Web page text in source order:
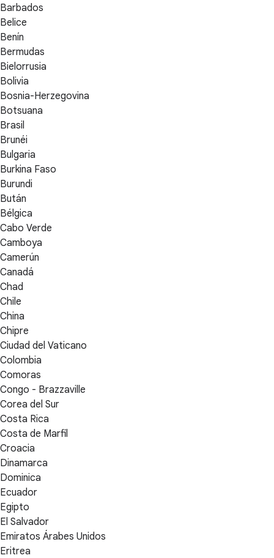
Barbados
Belice
Benín
Bermudas
Bielorrusia
Bolivia
Bosnia-Herzegovina
Botsuana
Brasil
Brunéi
Bulgaria
Burkina Faso
Burundi
Bután
Bélgica
Cabo Verde
Camboya
Camerún
Canadá
Chad
Chile
China
Chipre
Ciudad del Vaticano
Colombia
Comoras
Congo - Brazzaville
Corea del Sur
Costa Rica
Costa de Marfil
Croacia
Dinamarca
Dominica
Ecuador
Egipto
El Salvador
Emiratos Árabes Unidos
Eritrea